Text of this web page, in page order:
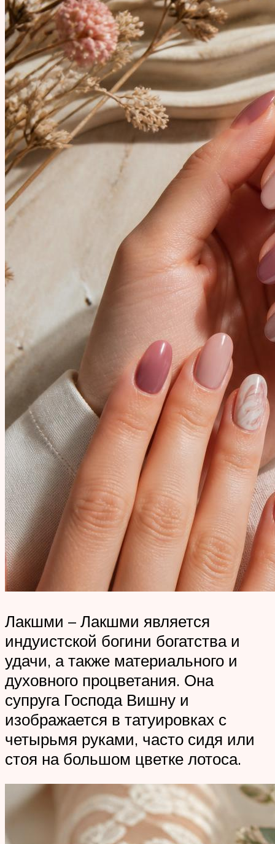
Лакшми – Лакшми является
индуистской богини богатства и
удачи, а также материального и
духовного процветания. Она
супруга Господа Вишну и
изображается в татуировках с
четырьмя руками, часто сидя или
стоя на большом цветке лотоса.